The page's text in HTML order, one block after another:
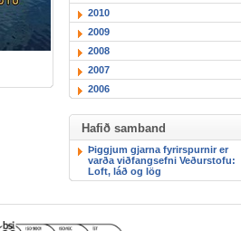
2010
2009
2008
2007
2006
Hafið samband
Þiggjum gjarna fyrirspurnir er
varða viðfangsefni Veðurstofu:
Loft, láð og lög